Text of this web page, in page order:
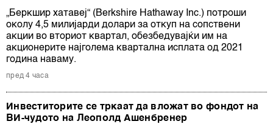
„Беркшир хатавеј“ (Berkshire Hathaway Inc.) потроши
околу 4,5 милијарди долари за откуп на сопствени
акции во вториот квартал, обезбедувајќи им на
акционерите најголема квартална исплата од 2021
година наваму.
пред 4 часа
Инвеститорите се тркаат да вложат во фондот на
ВИ-чудото на Леополд Ашенбренер